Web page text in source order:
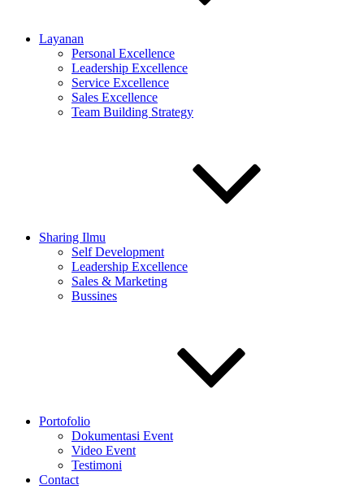
Layanan
Personal Excellence
Leadership Excellence
Service Excellence
Sales Excellence
Team Building Strategy
Sharing Ilmu
Self Development
Leadership Excellence
Sales & Marketing
Bussines
Portofolio
Dokumentasi Event
Video Event
Testimoni
Contact